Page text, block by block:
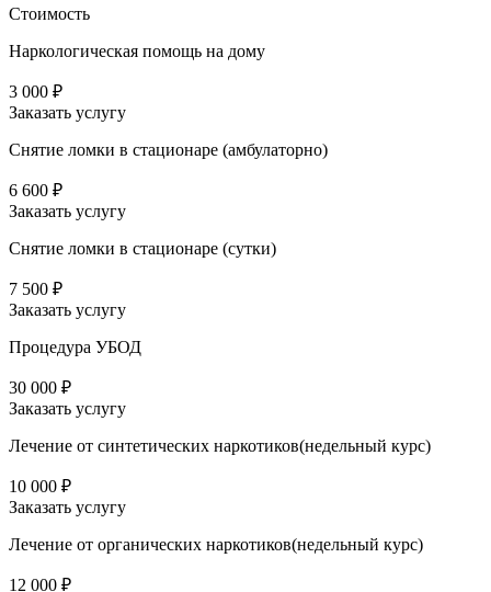
Стоимость
Наркологическая помощь на дому
3 000 ₽
Заказать услугу
Снятие ломки в стационаре (амбулаторно)
6 600 ₽
Заказать услугу
Снятие ломки в стационаре (сутки)
7 500 ₽
Заказать услугу
Процедура УБОД
30 000 ₽
Заказать услугу
Лечение от синтетических наркотиков(недельный курс)
10 000 ₽
Заказать услугу
Лечение от органических наркотиков(недельный курс)
12 000 ₽